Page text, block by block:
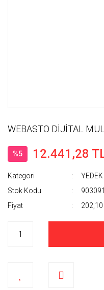
WEBASTO DİJİTAL
%5 12.441,28
Kategori
Stok Kodu
Fiyat
202,10